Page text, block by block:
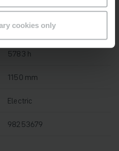
cookies only
2019
1400 kg
5783 h
1150 mm
Electric
98253679